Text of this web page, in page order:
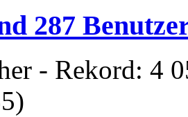
287
- Rekord: 4